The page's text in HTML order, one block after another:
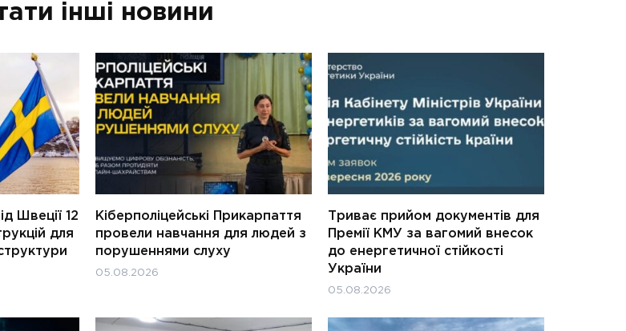
інші новини
Швеції 12
для
Кіберполіцейські Прикарпаття
провели навчання для людей з
порушеннями слуху
05.08.2026
Триває прийом документів для
Премії КМУ за вагомий внесок
до енергетичної стійкості
України
05.08.2026